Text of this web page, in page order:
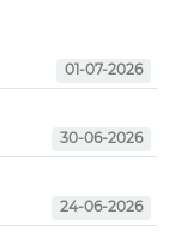
01-07-2026
30-06-2026
24-06-2026